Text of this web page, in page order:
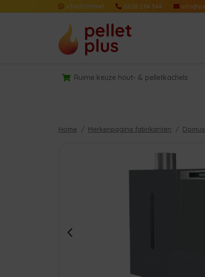
+31625091641 0528 234 344
Ruime keuze hout- & pelletkachels
Home Merkenpagina fabrikanten